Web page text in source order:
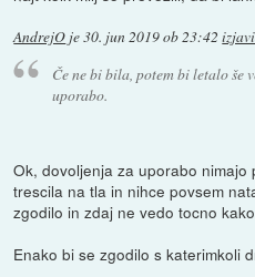
AndrejO je30. jun 2019 ob 23:42
Če ne bi bila, potem bi letalo še
uporabo.
Ok, dovoljenja za uporabo
trescila na tla in nihce povsem
zgodilo in zdaj ne vedo tocno
Enako bi se zgodilo s katerimkoli